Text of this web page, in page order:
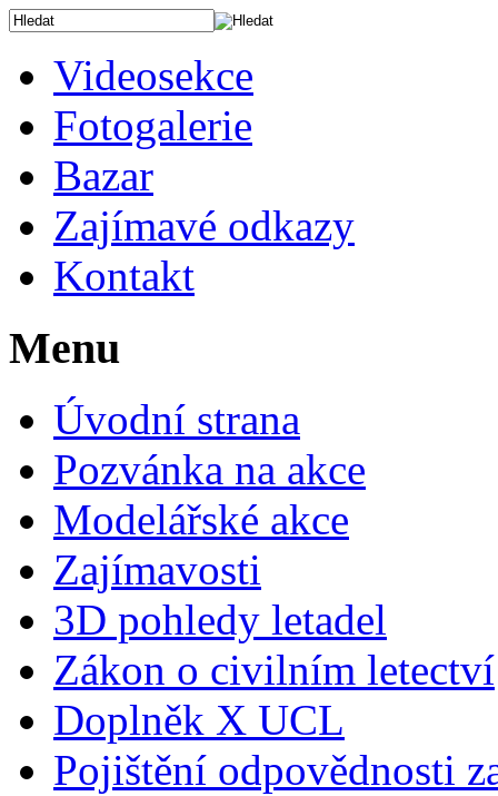
Videosekce
Fotogalerie
Bazar
Zajímavé odkazy
Kontakt
Menu
Úvodní strana
Pozvánka na akce
Modelářské akce
Zajímavosti
3D pohledy letadel
Zákon o civilním letectví
Doplněk X UCL
Pojištění odpovědnosti